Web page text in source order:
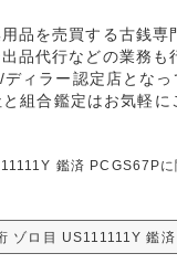
品を売買する古銭専
品代行などの業務も
ィラー認定店となっ
組合鑑定はお気軽に
鑑済 PCGS67Pに
ゾロ目 US111111Y 鑑